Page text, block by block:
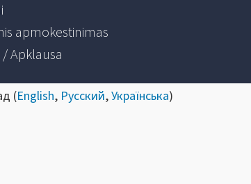
apmokestinimas
Apklausa
(English, Русский,Українська)